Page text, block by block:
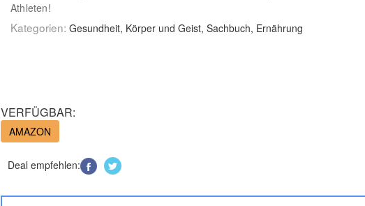
Athleten!
Kategorien: Gesundheit, Körper und Geist, Sachbuch, Ernährung
VERFÜGBAR:
AMAZON
Deal empfehlen: